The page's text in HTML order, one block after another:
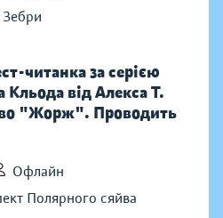
читанка за серією
від Алекса Т.
"Жорж". Проводить
Офлайн
Полярного сяйва